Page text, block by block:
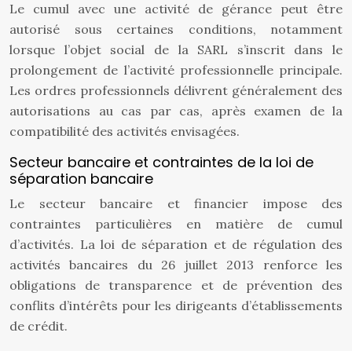
Le cumul avec une activité de gérance peut être
autorisé sous certaines conditions, notamment
lorsque l’objet social de la SARL s’inscrit dans le
prolongement de l’activité professionnelle principale.
Les ordres professionnels délivrent généralement des
autorisations au cas par cas, après examen de la
compatibilité des activités envisagées.
Secteur bancaire et contraintes de la loi de
séparation bancaire
Le secteur bancaire et financier impose des
contraintes particulières en matière de cumul
d’activités. La loi de séparation et de régulation des
activités bancaires du 26 juillet 2013 renforce les
obligations de transparence et de prévention des
conflits d’intérêts pour les dirigeants d’établissements
de crédit.